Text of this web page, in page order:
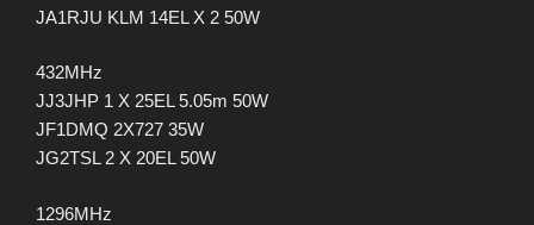
JA1RJU KLM 14EL X 2 50W
432MHz
JJ3JHP 1 X 25EL 5.05m 50W
JF1DMQ 2X727 35W
JG2TSL 2 X 20EL 50W
1296MHz